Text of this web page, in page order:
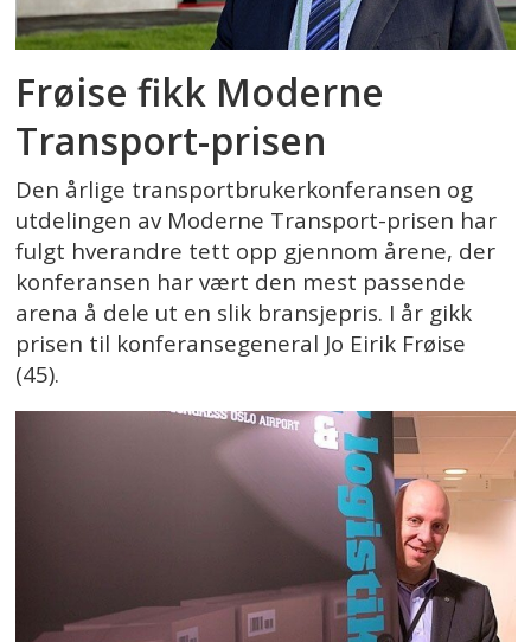
Frøise fikk Moderne
Transport-prisen
Den årlige transportbrukerkonferansen og
utdelingen av Moderne Transport-prisen har
fulgt hverandre tett opp gjennom årene, der
konferansen har vært den mest passende
arena å dele ut en slik bransjepris. I år gikk
prisen til konferansegeneral Jo Eirik Frøise
(45).